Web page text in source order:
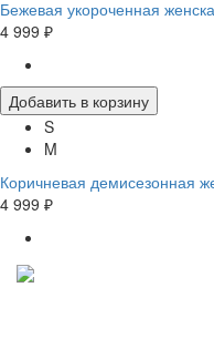
Бежевая укороченная
4 999 ₽
Добавить в корзину
S
M
Коричневая демисезонная
4 999 ₽